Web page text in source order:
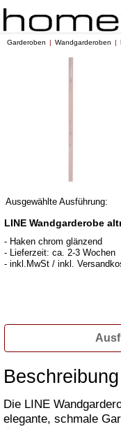
Garderoben Wandgarderoben
Ausgewählte Ausführung:
LINE Wandgarderobe
- Haken chrom glänzend
- Lieferzeit: ca. 2-3 Wochen
- inkl.MwSt / inkl.
Beschreibung
Die LINE
elegante, schmale